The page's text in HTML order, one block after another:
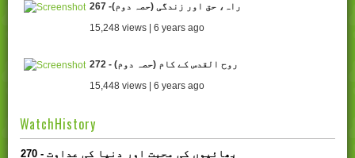
267 -راہ، حق اور زندگی (حصہ دوم)
15,248 views | 6 years ago
272 - روح القدس کے کام (حصہ دوم)
15,448 views | 6 years ago
WatchHistory
270 - بھائیوں کی محبت اور دنیا کی عداوت